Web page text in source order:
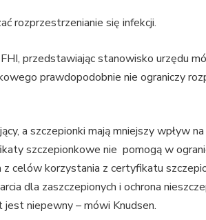
rozprzestrzenianie się infekcji.
przedstawiając stanowisko urzędu
prawdopodobnie nie ograniczy
a szczepionki mają mniejszy wpływ
szczepionkowe nie pomogą w
z celów korzystania z certyfikatu
dla zaszczepionych i ochrona
niepewny – mówi Knudsen.